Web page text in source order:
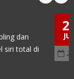
dan
siri total di